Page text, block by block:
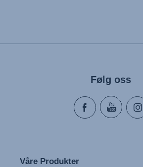
Følg oss
Våre Produkter